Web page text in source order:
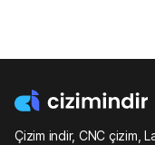
Çizim indir, CNC çizim,